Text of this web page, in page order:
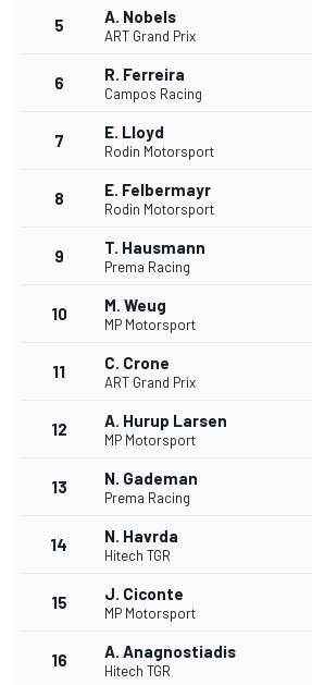
5 A. Nobels
ART Grand Prix
6 R. Ferreira
Campos Racing
7 E. Lloyd
Rodin Motorsport
8 E. Felbermayr
Rodin Motorsport
9 T. Hausmann
Prema Racing
10 M. Weug
MP Motorsport
11 C. Crone
ART Grand Prix
12 A. Hurup Larsen
MP Motorsport
13 N. Gademan
Prema Racing
14 N. Havrda
Hitech TGR
15 J. Ciconte
MP Motorsport
16 A. Anagnostiadis
Hitech TGR